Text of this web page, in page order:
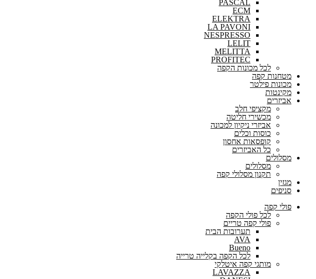
PASCAL
ECM
ELEKTRA
LA PAVONI
NESPRESSO
LELIT
MELITTA
PROFITEC
לכל מכונות הקפה
מטחנות קפה
מכונות פילטר
מקינטות
אביזרים
מקציפי חלב
מכשירי חליטה
אביזרי ניקיון למכונה
כוסות וכלים
קופסאות אחסון
כל האביזרים
מסלולים
מסלולים
תקנון מסלולי קפה
מגזין
סניפים
פולי קפה
לכל פולי הקפה
פולי קפה טריים
תערובות הבית
AVA
Bueno
לכל הקפה בקלייה טרייה
מותגי קפה איטלקי
LAVAZZA